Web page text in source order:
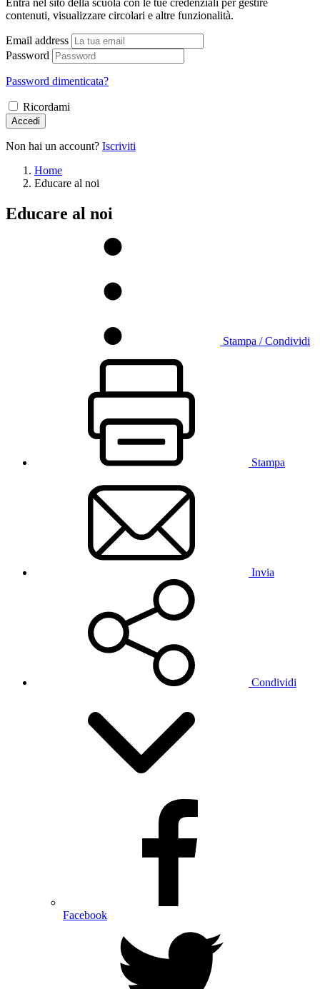
Entra nel sito della scuola con le tue credenziali per gestire
contenuti, visualizzare circolari e altre funzionalità.
Email address
Password
Password dimenticata?
Ricordami
Accedi
Non hai un account? Iscriviti
Home
Educare al noi
Educare al noi
Stampa / Condividi
Stampa
Invia
Condividi
Facebook